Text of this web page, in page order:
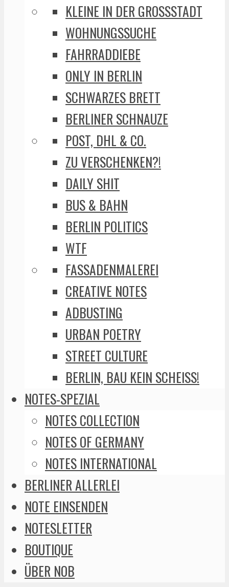
KLEINE IN DER GROSSSTADT
WOHNUNGSSUCHE
FAHRRADDIEBE
ONLY IN BERLIN
SCHWARZES BRETT
BERLINER SCHNAUZE
POST, DHL & CO.
ZU VERSCHENKEN?!
DAILY SHIT
BUS & BAHN
BERLIN POLITICS
WTF
FASSADENMALEREI
CREATIVE NOTES
ADBUSTING
URBAN POETRY
STREET CULTURE
BERLIN, BAU KEIN SCHEISS!
NOTES-SPEZIAL
NOTES COLLECTION
NOTES OF GERMANY
NOTES INTERNATIONAL
BERLINER ALLERLEI
NOTE EINSENDEN
NOTESLETTER
BOUTIQUE
ÜBER NOB